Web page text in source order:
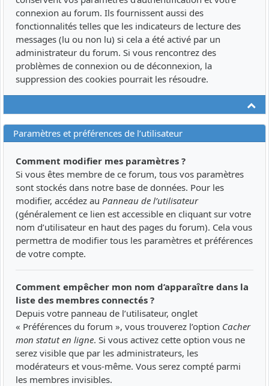
connexion au forum. Ils fournissent aussi des
fonctionnalités telles que les indicateurs de lecture des
messages (lu ou non lu) si cela a été activé par un
administrateur du forum. Si vous rencontrez des
problèmes de connexion ou de déconnexion, la
suppression des cookies pourrait les résoudre.
Paramètres et préférences de l’utilisateur
Comment modifier mes paramètres ?
Si vous êtes membre de ce forum, tous vos paramètres
sont stockés dans notre base de données. Pour les
modifier, accédez au Panneau de l’utilisateur
(généralement ce lien est accessible en cliquant sur votre
nom d’utilisateur en haut des pages du forum). Cela vous
permettra de modifier tous les paramètres et préférences
de votre compte.
Comment empêcher mon nom d’apparaître dans la
liste des membres connectés ?
Depuis votre panneau de l’utilisateur, onglet
« Préférences du forum », vous trouverez l’option Cacher
mon statut en ligne. Si vous activez cette option vous ne
serez visible que par les administrateurs, les
modérateurs et vous-même. Vous serez compté parmi
les membres invisibles.